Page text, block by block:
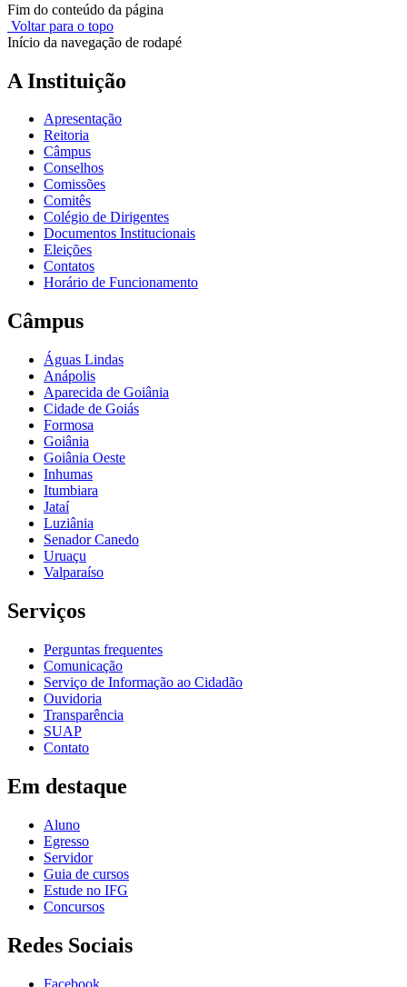
Fim do conteúdo da página
Voltar para o topo
Início da navegação de rodapé
A Instituição
Apresentação
Reitoria
Câmpus
Conselhos
Comissões
Comitês
Colégio de Dirigentes
Documentos Institucionais
Eleições
Contatos
Horário de Funcionamento
Câmpus
Águas Lindas
Anápolis
Aparecida de Goiânia
Cidade de Goiás
Formosa
Goiânia
Goiânia Oeste
Inhumas
Itumbiara
Jataí
Luziânia
Senador Canedo
Uruaçu
Valparaíso
Serviços
Perguntas frequentes
Comunicação
Serviço de Informação ao Cidadão
Ouvidoria
Transparência
SUAP
Contato
Em destaque
Aluno
Egresso
Servidor
Guia de cursos
Estude no IFG
Concursos
Redes Sociais
Facebook